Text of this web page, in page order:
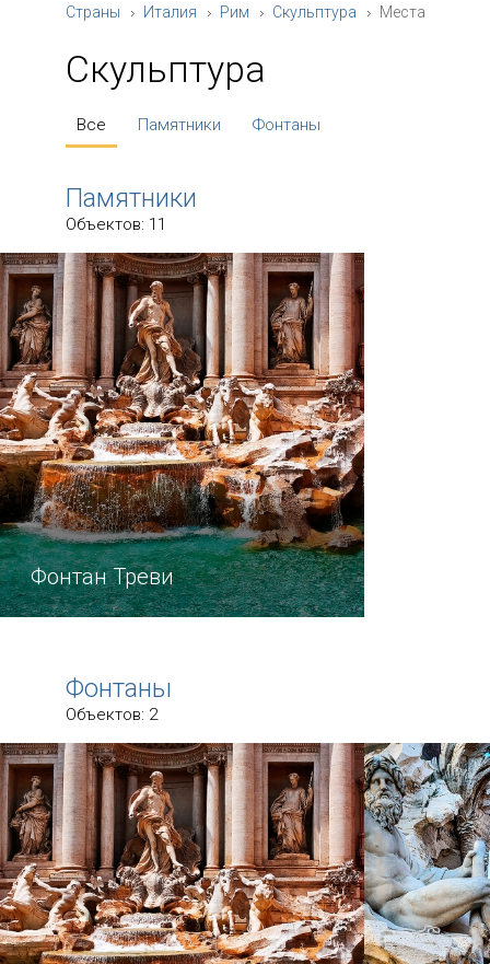
Страны Италия Рим Скульптура Места
Скульптура
Все Памятники Фонтаны
Памятники
Объектов: 11
Фонтан Треви
Рима является фонтан Треви,
который одновременно служит еще
и фасадом Palazzo Poli.
Фонтаны
Объектов: 2